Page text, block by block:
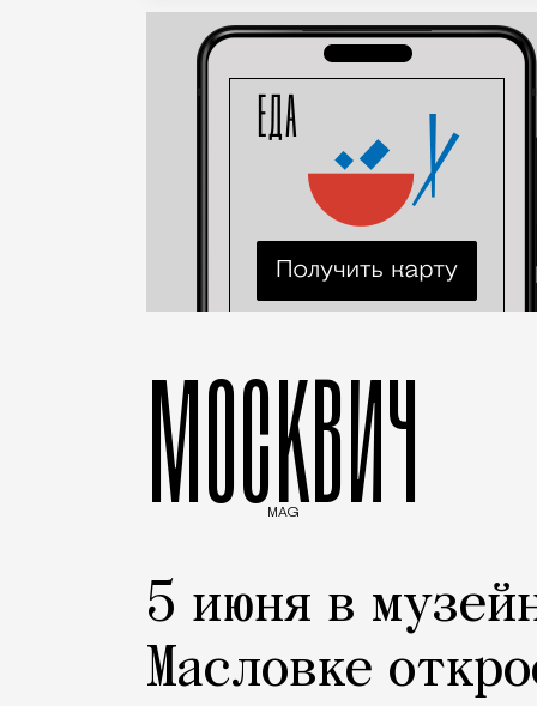
МОСКВИЧ
MAG
5 июня в
Масловке